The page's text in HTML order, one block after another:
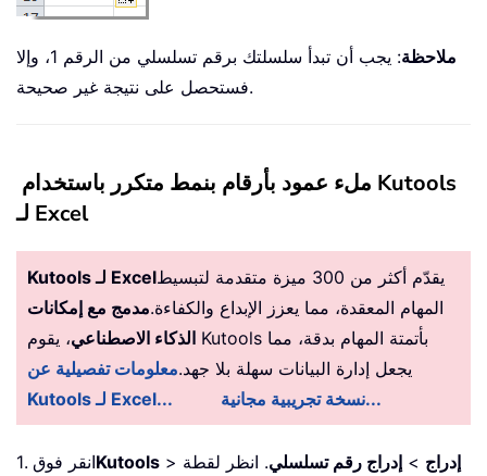
ملاحظة
: يجب أن تبدأ سلسلتك برقم تسلسلي من الرقم 1، وإلا
فستحصل على نتيجة غير صحيحة.
ملء عمود بأرقام بنمط متكرر باستخدام Kutools
لـ Excel
Kutools لـ Excelيقدّم أكثر من 300 ميزة متقدمة لتبسيط
المهام المعقدة، مما يعزز الإبداع والكفاءة.مدمج مع إمكانات
الذكاء الاصطناعي، يقوم Kutools بأتمتة المهام بدقة، مما
يجعل إدارة البيانات سهلة بلا جهد.معلومات تفصيلية عن
Kutools لـ Excel...
نسخة تجريبية مجانية...
1. انقر فوقKutools > إدراج > إدراج رقم تسلسلي. انظر لقطة